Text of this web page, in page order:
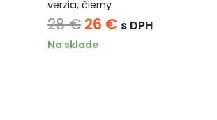
verzia, čierny
28€ Pôvodná
cena
26 €Aktuálna
s DPH
Na sklade